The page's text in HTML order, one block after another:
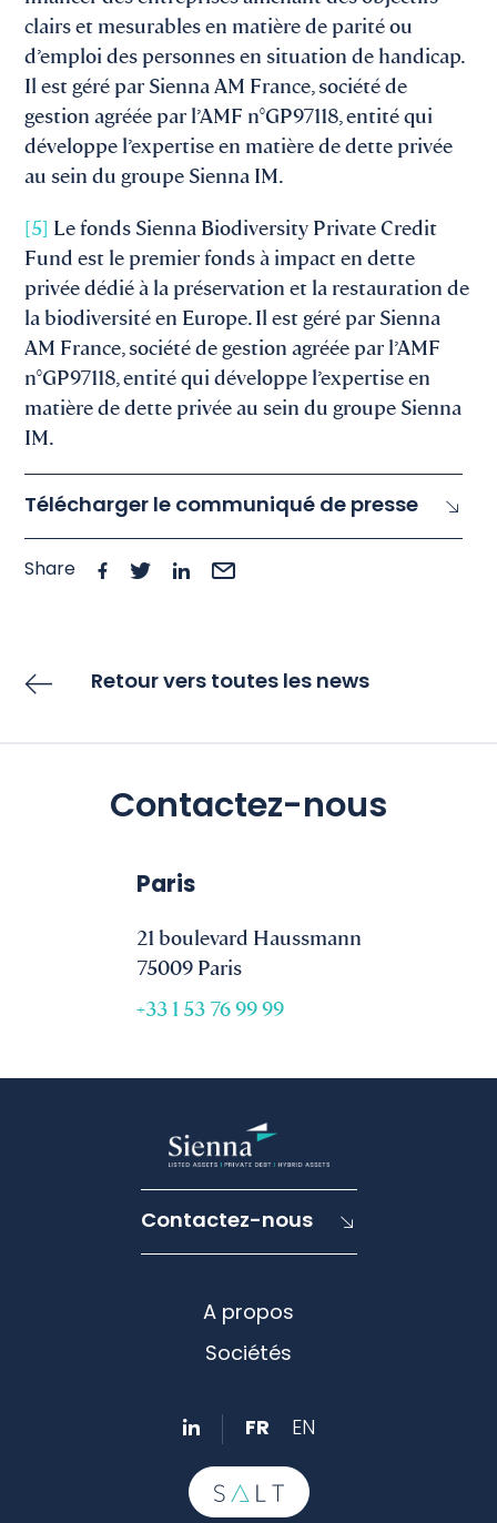
clairs et mesurables en matière de parité ou
d’emploi des personnes en situation de handicap.
Il est géré par Sienna AM France, société de
gestion agréée par l’AMF n°GP97118, entité qui
développe l’expertise en matière de dette privée
au sein du groupe Sienna IM.
[5] Le fonds Sienna Biodiversity Private Credit
Fund est le premier fonds à impact en dette
privée dédié à la préservation et la restauration de
la biodiversité en Europe. Il est géré par Sienna
AM France, société de gestion agréée par l’AMF
n°GP97118, entité qui développe l’expertise en
matière de dette privée au sein du groupe Sienna
IM.
Télécharger le communiqué de presse
Share
Retour vers toutes les news
Contactez-nous
Paris
21 boulevard Haussmann
75009 Paris
+33 1 53 76 99 99
Contactez-nous
A propos
Sociétés
FR EN